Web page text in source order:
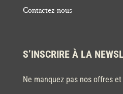
Contactez-nous
S’INSCRIRE À LA
Ne manquez pas nos offres